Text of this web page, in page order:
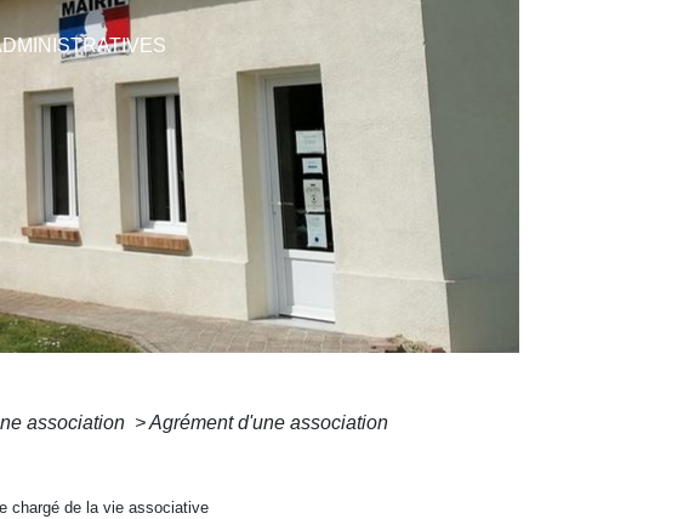
association > Agrément d'une association
chargé de la vie associative